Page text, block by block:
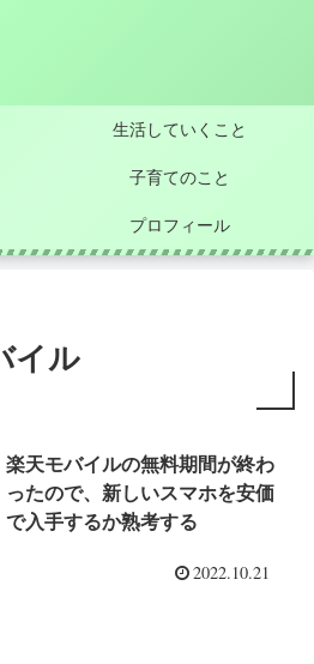
生活していくこと
子育てのこと
プロフィール
イル
楽天モバイルの無料期間が終わ
ったので、新しいスマホを安価
で入手するか熟考する
2022.10.21